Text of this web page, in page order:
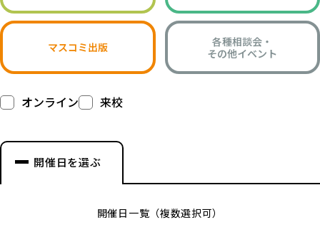
マスコミ出版
各種相談会・
その他イベント
オンライン 来校
開催日を選ぶ
開催日一覧（複数選択可）